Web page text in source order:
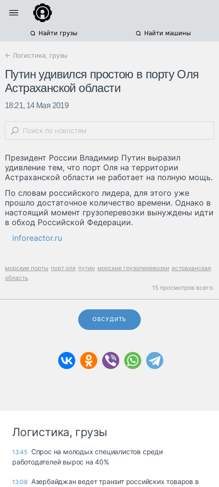
Найти грузы Найти машины
← Логистика, грузы
Путин удивился простою в порту Оля
Астраханской области
18:21, 14 Мая 2019
Президент России Владимир Путин выразил
удивление тем, что порт Оля на территории
Астраханской области не работает на полную мощь.
По словам российского лидера, для этого уже
прошло достаточное количество времени. Однако в
настоящий момент грузоперевозки вынуждены идти
в обход Российской Федерации.
inforeactor.ru
морские порты порт оля путин морские грузоперевозки астраханская
область
15 просмотров всего.
ОБСУДИТЬ
Логистика, грузы
13:45 Спрос на молодых специалистов среди
работодателей вырос на 40%
13:08 Азербайджан ведет транзит российских товаров в